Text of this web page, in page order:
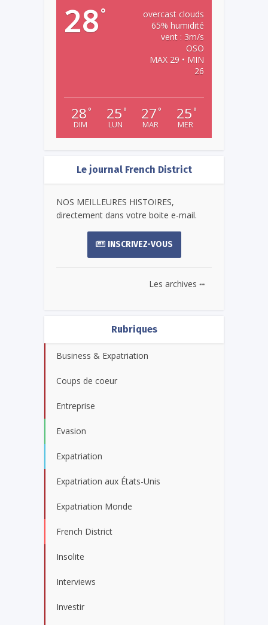
28°
overcast clouds
65% humidité
vent : 3m/s
OSO
MAX 29 • MIN
26
28 °
DIM
25 °
LUN
27 °
MAR
25 °
MER
Le journal French District
NOS MEILLEURES HISTOIRES,
directement dans votre boite e-mail.
INSCRIVEZ-VOUS
Les archives ...
Rubriques
Business & Expatriation
Coups de coeur
Entreprise
Evasion
Expatriation
Expatriation aux États-Unis
Expatriation Monde
French District
Insolite
Interviews
Investir